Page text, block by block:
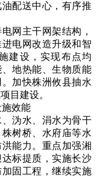
配送中心，有序推
网主干网架结构，
电网改造升级和智
建设，实现布点均
地热能、生物质能
加快株洲攸县抽水
目建设。
效能
沩水、涓水为骨干
树桥、水府庙等水
能力。重点加强湘
标提质，实施长沙
固工程，继续实施